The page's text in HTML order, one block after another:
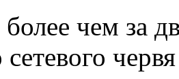
чем за
сетевого